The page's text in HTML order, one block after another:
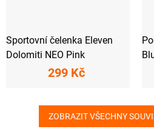
Sportovní čelenka Eleven
Dolomiti NEO Pink
299 Kč
ZOBRAZIT VŠECHNY